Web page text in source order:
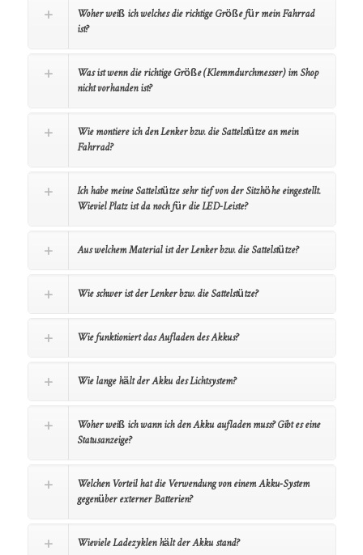
Woher weiß ich welches die richtige Größe für mein Fahrrad
ist?
Was ist wenn die richtige Größe (Klemmdurchmesser) im Shop
nicht vorhanden ist?
Wie montiere ich den Lenker bzw. die Sattelstütze an mein
Fahrrad?
Ich habe meine Sattelstütze sehr tief von der Sitzhöhe eingestellt.
Wieviel Platz ist da noch für die LED-Leiste?
Aus welchem Material ist der Lenker bzw. die Sattelstütze?
Wie schwer ist der Lenker bzw. die Sattelstütze?
Wie funktioniert das Aufladen des Akkus?
Wie lange hält der Akku des Lichtsystem?
Woher weiß ich wann ich den Akku aufladen muss? Gibt es eine
Statusanzeige?
Welchen Vorteil hat die Verwendung von einem Akku-System
gegenüber externer Batterien?
Wieviele Ladezyklen hält der Akku stand?